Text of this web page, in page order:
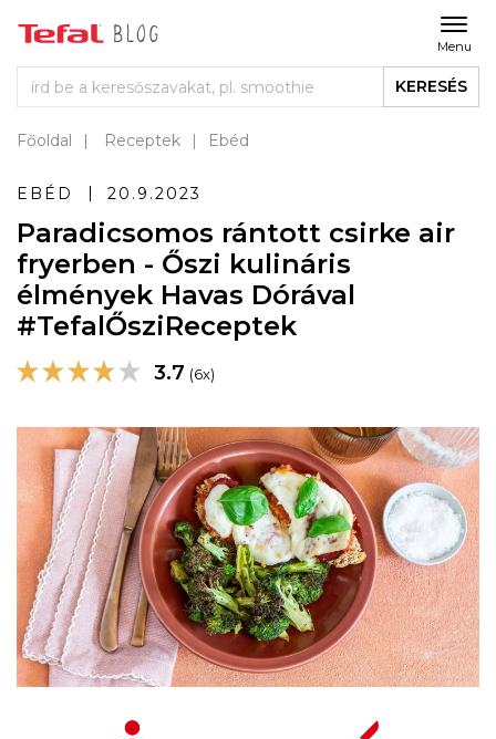
Menu
KERESÉS
Főoldal Receptek Ebéd
EBÉD 20.9.2023
Paradicsomos rántott csirke air
fryerben - Őszi kulináris
élmények Havas Dórával
#TefalŐsziReceptek
3.7 (6x)